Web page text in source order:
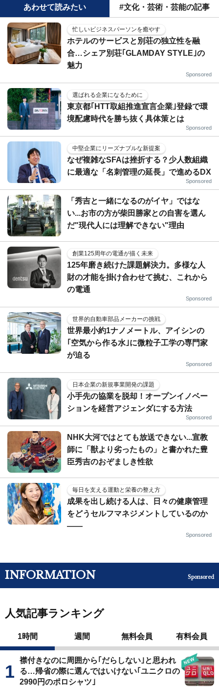
あわせて読みたい #文化・芸術・芸能の記事
忙しいビジネスパーソンを癒やす
ホテルのサービスと別荘の独立性を融
合…シェア別荘｢GLAMDAY STYLE｣の
魅力
Sponsored
選ばれる企業になるために
東京都｢HTT取組推進宣言企業｣登録で環
境配慮時代を勝ち抜く具体策とは
Sponsored
中堅企業にリーズナブルな新提案
なぜ複雑なSFAは挫折する？少人数組織
に最適な「名刺管理の延長」で進めるDX
Sponsored
「秀吉と一緒になるのがイヤ」ではな
い...お市の方が柴田勝家との自害を選ん
だ"現代人には理解できない"理由
創業125周年の電通が描く未来
125年磨き続けた課題解決力。多様な人
財の才能を掛け合わせて挑む、これから
の電通
Sponsored
世界的自動車部品メーカーの挑戦
世界最小約1ナノメートル、アイシンの
｢空気から作る水｣に微粒子工学の専門家
が迫る
Sponsored
日本企業の新規事業開発の課題
小手先の協業を脱却！オープンイノベー
ションを経営アジェンダにする方法
Sponsored
NHK大河ではとても放送できない...宣教
師に「獣より劣ったもの」と書かれた豊
臣秀吉のおぞましき性欲
毎日を支える運動と栄養の整え方
成果を出し続ける人は、日々の健康管理
をどうセルフマネジメントしているのか
——
Sponsored
INFORMATION Sponsored
人気記事ランキング
1時間 週間 無料会員 有料会員
襟付きなのに周囲から｢だらしない｣と思われ
る…帰省の際に選んではいけない｢ユニクロの
2990円のポロシャツ｣